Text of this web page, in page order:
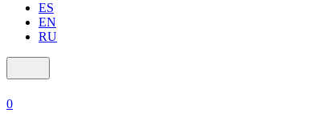
ES
EN
RU
0